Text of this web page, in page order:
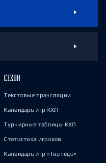
СЕЗОН
Текстовые трансляции
Календарь игр КХЛ
Турнирные таблицы КХЛ
Статистика игроков
Календарь игр «Торпедо»